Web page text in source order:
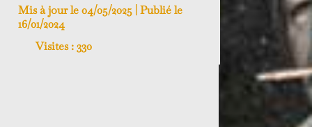
Mis à jour le 04/05/2025 | Publié le
16/01/2024
Visites :330